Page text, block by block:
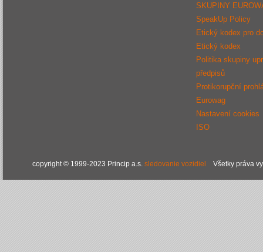
SKUPINY
SpeakUp Policy
Etický kodex pro
Etický kodex
Politika skupiny
předpisů
Protikorupční
Eurowag
Nastavení cookies
ISO
copyright © 1999-2023 Princip a.s. sledovanie vozidiel Všetky práva